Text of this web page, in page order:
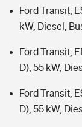
Ford Transit,
kW, Diesel,
Ford Transit,
D), 55 kW,
Ford Transit,
D), 55 kW,